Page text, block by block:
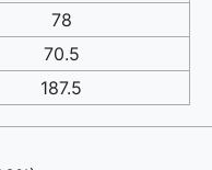
78
70.5
187.5